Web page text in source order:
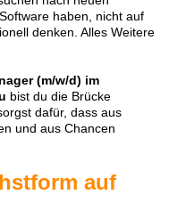
haben, nicht auf
denken. Alles Weitere
(m/w/d) im
bist du die Brücke
dafür, dass aus
und aus Chancen
auf